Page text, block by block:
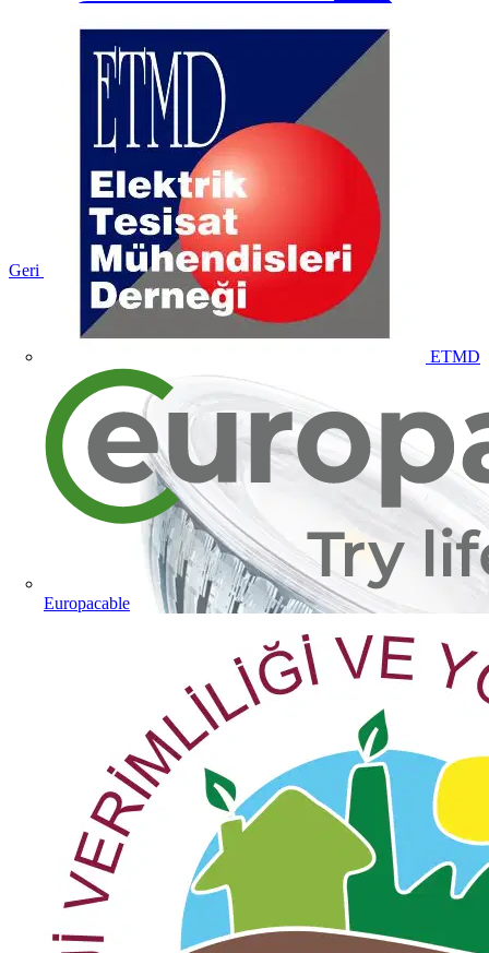
ETMD
Europacable
Geri dön Ürünler